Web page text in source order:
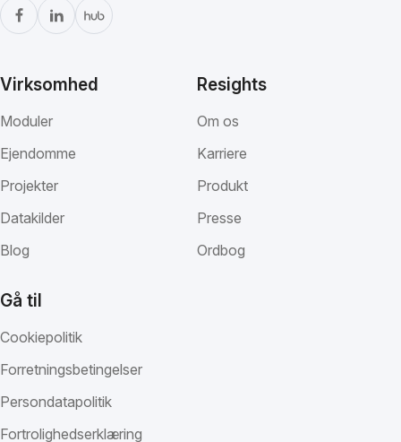
Virksomhed
Moduler
Ejendomme
Projekter
Datakilder
Blog
Resights
Om os
Karriere
Produkt
Presse
Ordbog
Gå til
Cookiepolitik
Forretningsbetingelser
Persondatapolitik
Fortrolighedserklæring